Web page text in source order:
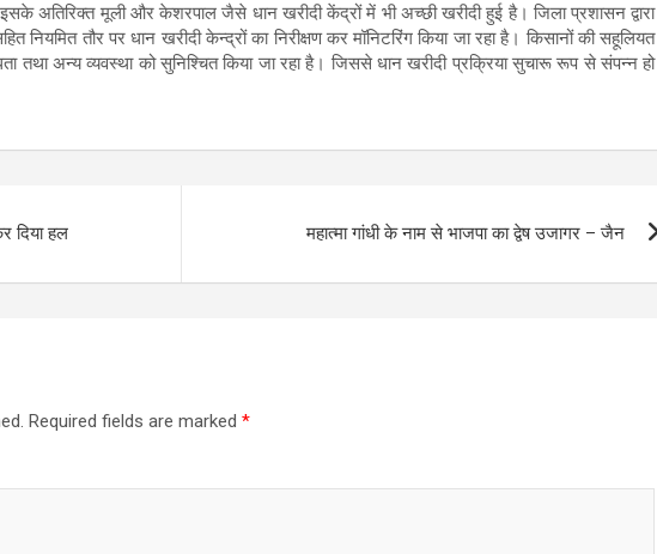
अतिरिक्त मूली और केशरपाल जैसे धान खरीदी केंद्रों में भी अच्छी खरीदी हुई है। जिला प्रशासन द्वारा
नियमित तौर पर धान खरीदी केन्द्रों का निरीक्षण कर मॉनिटरिंग किया जा रहा है। किसानों की सहूलियत
तथा अन्य व्यवस्था को सुनिश्चित किया जा रहा है। जिससे धान खरीदी प्रक्रिया सुचारू रूप से संपन्न हो
दिया हल महात्मा गांधी के नाम से भाजपा का द्वेष उजागर – जैन
Required fields are marked *